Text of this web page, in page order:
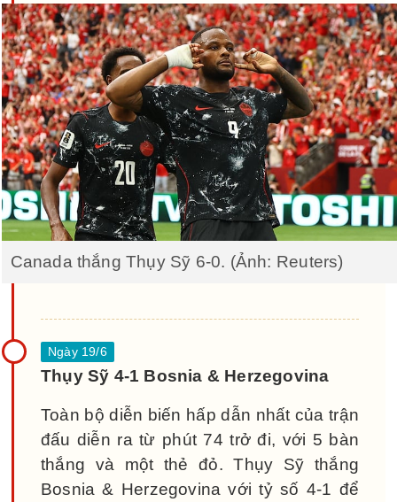
Canada thắng Thụy Sỹ 6-0. (Ảnh: Reuters)
Thụy Sỹ 4-1 Bosnia & Herzegovina
Toàn bộ diễn biến hấp dẫn nhất của trận
đấu diễn ra từ phút 74 trở đi, với 5 bàn
thắng và một thẻ đỏ. Thụy Sỹ thắng
Bosnia & Herzegovina với tỷ số 4-1 để